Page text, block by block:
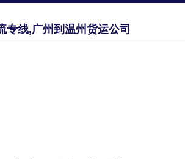
专线,广州到温州货运公司